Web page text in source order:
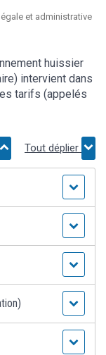
et administrative
huissier
intervient dans
tarifs (appelés
Tout déplier